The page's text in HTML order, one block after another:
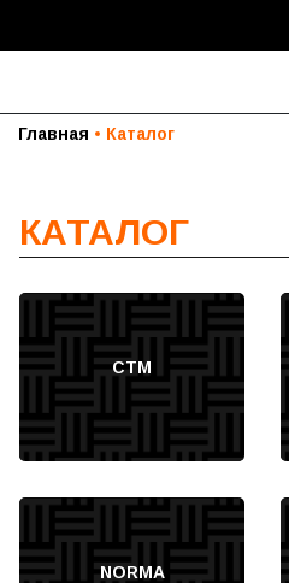
Главная Каталог
КАТАЛОГ
СТМ
NORMA